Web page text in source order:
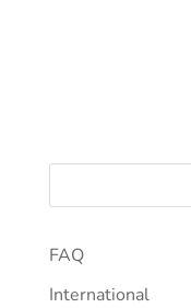
FAQ
International